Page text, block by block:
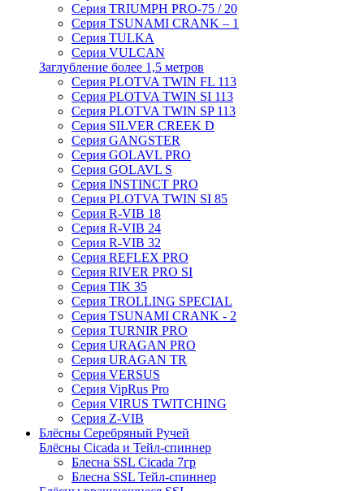
Серия TRIUMPH PRO-75 / 20
Серия TSUNAMI CRANK – 1
Серия TULKA
Серия VULCAN
Заглубление более 1,5 метров
Серия PLOTVA TWIN FL 113
Серия PLOTVA TWIN SI 113
Серия PLOTVA TWIN SP 113
Серия SILVER CREEK D
Серия GANGSTER
Серия GOLAVL PRO
Серия GOLAVL S
Серия INSTINCT PRO
Серия PLOTVA TWIN SI 85
Серия R-VIB 18
Серия R-VIB 24
Серия R-VIB 32
Серия REFLEX PRO
Серия RIVER PRO SI
Серия TIK 35
Серия TROLLING SPECIAL
Серия TSUNAMI CRANK - 2
Серия TURNIR PRO
Серия URAGAN PRO
Серия URAGAN TR
Серия VERSUS
Серия VipRus Pro
Серия VIRUS TWITCHING
Серия Z-VIB
Блёсны Серебряный Ручей
Блёсны Cicada и Тейл-спиннер
Блесна SSL Cicada 7гр
Блесна SSL Тейл-спиннер